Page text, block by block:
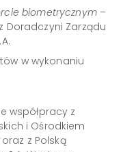
biometrycznym–
Doradczyni Zarządu
w wykonaniu
współpracy z
i Ośrodkiem
oraz z Polską